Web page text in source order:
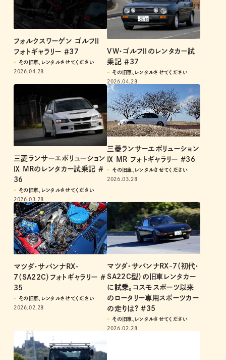
フォルクスワーゲン ゴルフⅡ
フォトギャラリー ＃37
その旧車、レンタルさせてください
2026.04.28
VW・ゴルフⅡのレンタカー試
乗記 ＃37
その旧車、レンタルさせてください
2026.04.28
三菱ランサーエボリューション
Ⅸ MRのレンタカー試乗記 ＃
36
その旧車、レンタルさせてください
2026.03.28
三菱ランサーエボリューション
Ⅸ MR フォトギャラリー ＃36
その旧車、レンタルさせてください
2026.03.28
マツダ・サバンナRX-
7（SA22C）フォトギャラリー ＃
35
その旧車、レンタルさせてください
2026.02.28
マツダ・サバンナRX-7（初代・
SA22C型）の旧車レンタカー
に試乗。コスモスポーツ以来
のロータリー専用スポーツカー
の走りは? ＃35
その旧車、レンタルさせてください
2026.02.28